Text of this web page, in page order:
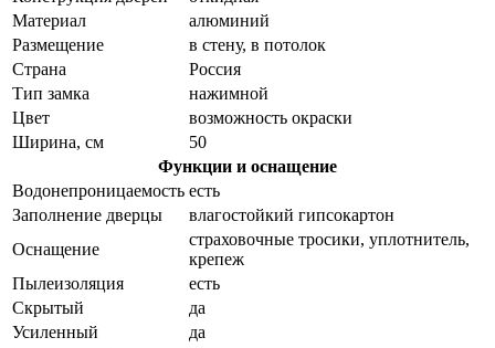
Материал
алюминий
Размещение
в стену, в потолок
Страна
Россия
Тип замка
нажимной
Цвет
возможность окраски
Ширина, см
50
Функции и оснащение
Водонепроницаемость есть
Заполнение дверцы
влагостойкий гипсокартон
Оснащение
страховочные тросики, уплотнитель,
крепеж
Пылеизоляция
есть
Скрытый
да
Усиленный
да